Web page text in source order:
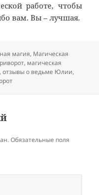
работе, чтобы
вам. Вы – лучшая.
магия, Магическая
, магическая
,отзывы о ведьме Юлии,
Обязательные поля